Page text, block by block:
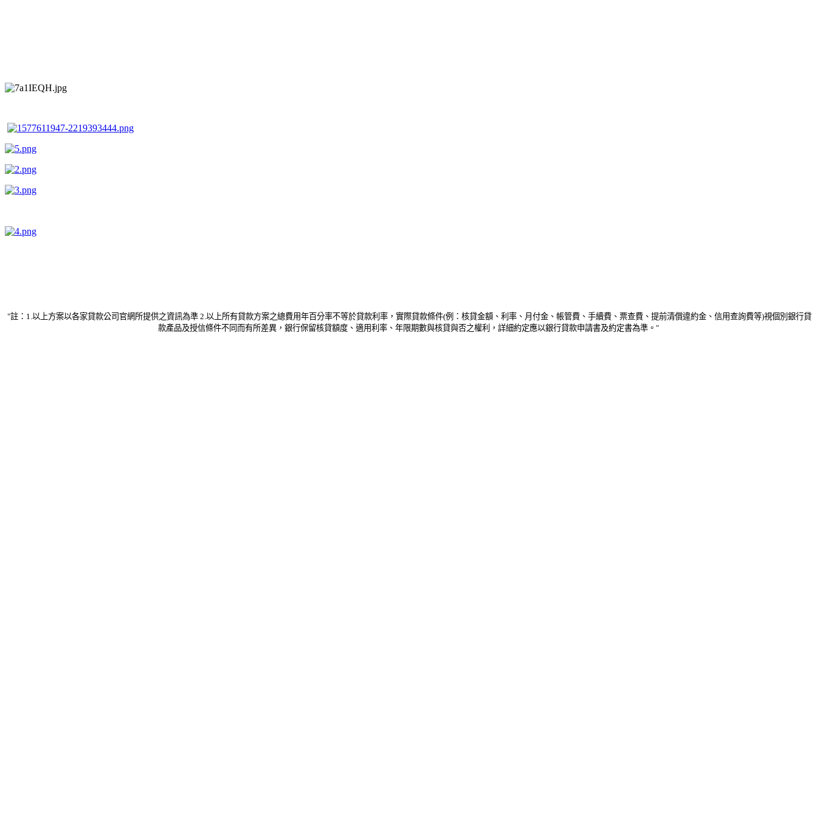
"註：1.以上方案以各家貸款公司官網所提供之資訊為準 2.以上所有貸款方案之總費用年百分率不等於貸款利率，實際貸款條件(例：核貸金額、利率、月付金、帳管費、手續費、票查費、提前清償違約金、信用查詢費等)視個別銀行貸
款產品及授信條件不同而有所差異，銀行保留核貸額度、適用利率、年限期數與核貸與否之權利，詳細約定應以銀行貸款申請書及約定書為準。"